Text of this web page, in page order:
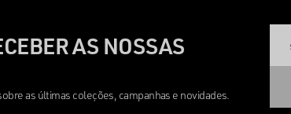
AS NOSSAS
as últimas coleções, campanhas e novidades.